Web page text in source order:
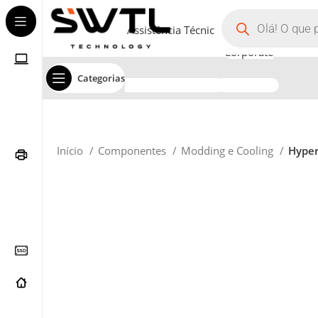
Categorias
Assistência Técnica
Corporate
Início Componentes Modding e Cooling